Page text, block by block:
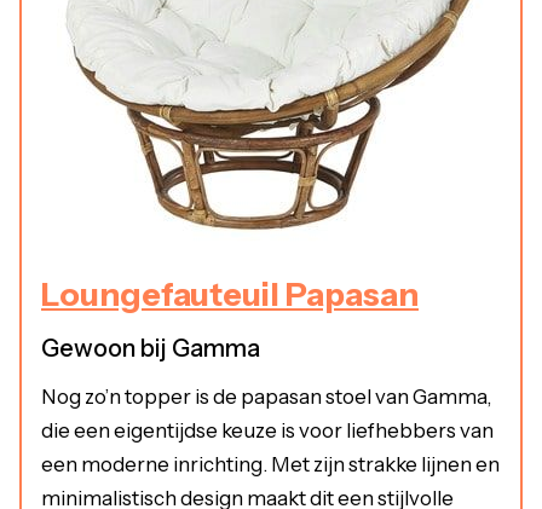
Loungefauteuil Papasan
Gewoon bij Gamma
Nog zo’n topper is de papasan stoel van Gamma,
die een eigentijdse keuze is voor liefhebbers van
een moderne inrichting. Met zijn strakke lijnen en
minimalistisch design maakt dit een stijlvolle